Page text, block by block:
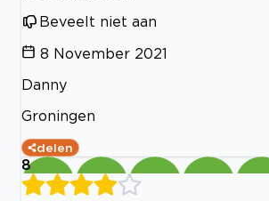
Beveelt niet aan
8 November 2021
Danny
Groningen
delen
8